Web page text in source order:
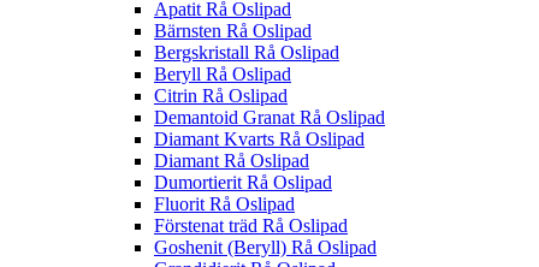
Apatit Rå Oslipad
Bärnsten Rå Oslipad
Bergskristall Rå Oslipad
Beryll Rå Oslipad
Citrin Rå Oslipad
Demantoid Granat Rå Oslipad
Diamant Kvarts Rå Oslipad
Diamant Rå Oslipad
Dumortierit Rå Oslipad
Fluorit Rå Oslipad
Förstenat träd Rå Oslipad
Goshenit (Beryll) Rå Oslipad